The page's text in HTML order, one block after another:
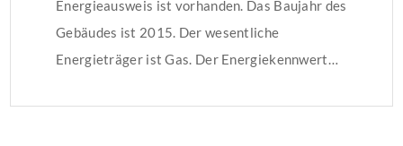
Energieausweis ist vorhanden. Das Baujahr des
Gebäudes ist 2015. Der wesentliche
Energieträger ist Gas. Der Energiekennwert…